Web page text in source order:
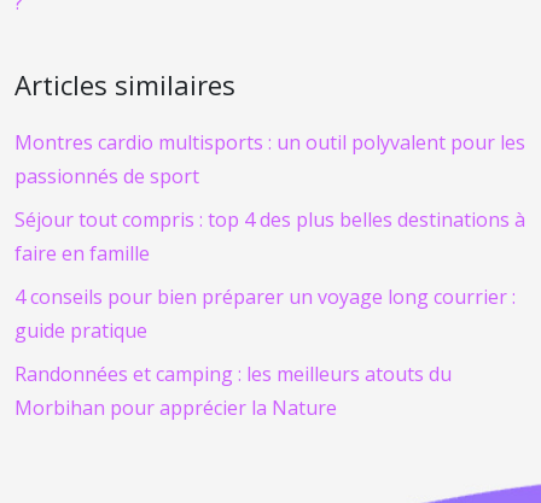
Articles similaires
Montres cardio multisports : un outil polyvalent pour les
passionnés de sport
Séjour tout compris : top 4 des plus belles destinations à
faire en famille
4 conseils pour bien préparer un voyage long courrier :
guide pratique
Randonnées et camping : les meilleurs atouts du
Morbihan pour apprécier la Nature